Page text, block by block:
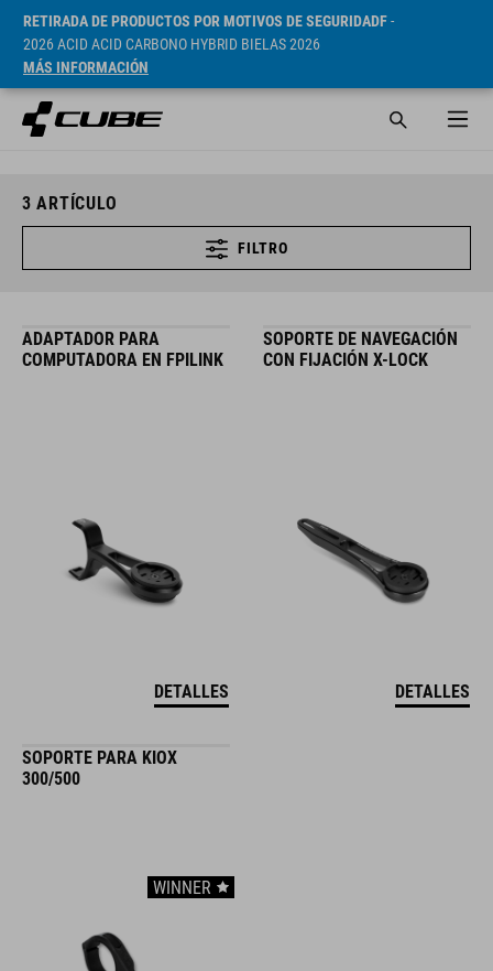
RETIRADA DE PRODUCTOS POR MOTIVOS DE SEGURIDADF-
2026 ACID ACID CARBONO HYBRID BIELAS 2026
MÁS INFORMACIÓN
3 ARTÍCULO
FILTRO
ADAPTADOR PARA
COMPUTADORA EN FPILINK
DETALLES
SOPORTE DE NAVEGACIÓN
CON FIJACIÓN X-LOCK
DETALLES
SOPORTE PARA KIOX
300/500
WINNER